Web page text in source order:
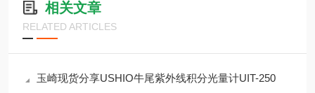
相关文章
RELATED ARTICLES
玉崎现货分享USHIO牛尾紫外线积分光量计UIT-250